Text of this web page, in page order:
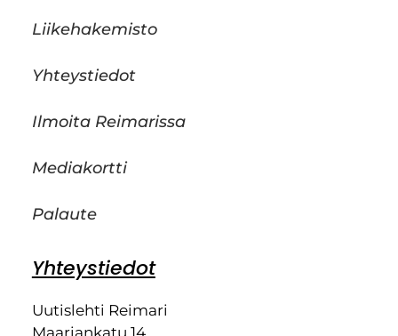
Liikehakemisto
Yhteystiedot
Ilmoita Reimarissa
Mediakortti
Palaute
Yhteystiedot
Uutislehti Reimari